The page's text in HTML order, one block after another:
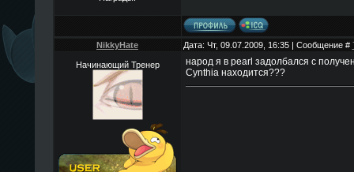
NikkyHate Дата: Чт, 09.07.2009, 16:35 | Сообщение #
Начинающий Тренер
народ я в pearl задолбался с
Cynthia находится???